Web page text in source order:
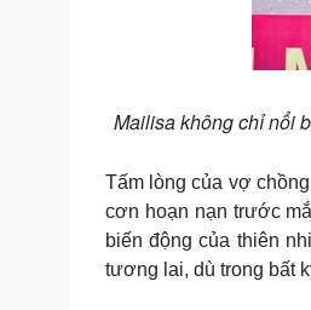
Mailisa không chỉ nổi
Tấm lòng của vợ
cơn hoạn nạn trước
biến động của thiên
tương lai, dù trong bất